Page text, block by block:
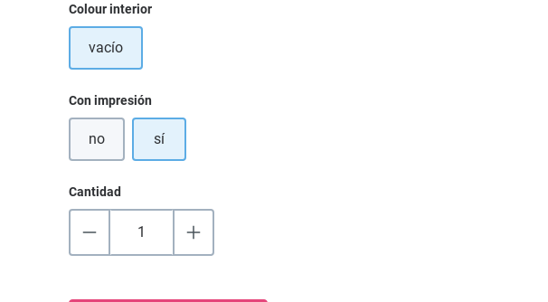
Seleccione
Colour interior
vacío
Seleccione
Con impresión
no sí
Cantidad